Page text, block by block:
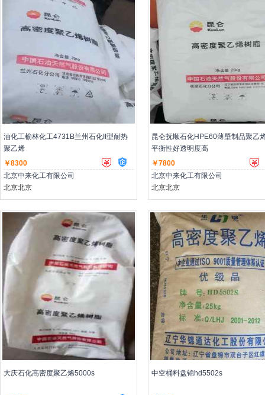
油化工榆林化工4731B兰州石化II型耐热
聚乙烯
￥8300
北京中来化工有限公司
北京北京
昆仑抚顺石化HPE60薄壁制品聚乙
平衡性好透明度高
￥7800
北京中来化工有限公司
北京北京
大庆石化高密度聚乙烯5000s
中空桶料盘锦hd5502s